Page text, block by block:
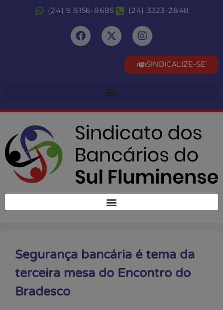
(24) 9.8156-8685 (24) 3323-2848
SINDICALIZE-SE
Segurança bancária é tema da
terceira mesa do Encontro do
Bradesco